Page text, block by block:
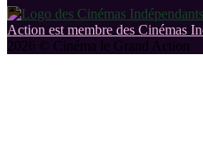
Action est membre des Cinémas
2026 © Cinéma le Grand Action